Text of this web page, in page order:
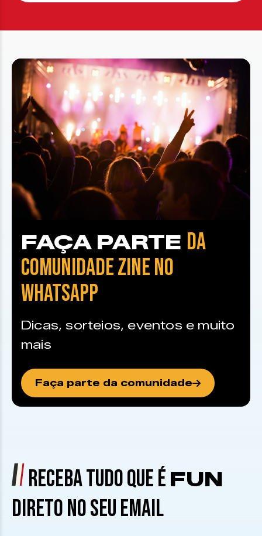
FAÇA PARTE DA
COMUNIDADE ZINE NO
WHATSAPP
Dicas, sorteios, eventos e muito
mais
Faça parte da comunidade
RECEBA TUDO QUE É FUN
DIRETO NO SEU EMAIL